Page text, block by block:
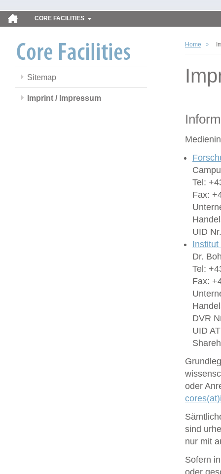
CORE FACILITIES
Sitemap
Imprint / Impressum
Home
Tel:
Fax:
UID
Dr.
Tel:
Fax:
DVR
UID
oder
sind
nur mit
Sofern
oder